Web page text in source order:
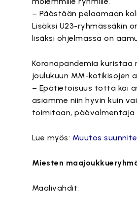
– Päästään pelaamaan
Lisäksi U23-ryhmässäkin
lisäksi ohjelmassa on
Koronapandemia kuristaa
joulukuun MM-kotikisojen
– Epätietoisuus totta kai
asiamme niin hyvin kuin
toimitaan, päävalmentaja
Lue myös: Muutos
Miesten
Maalivahdit: